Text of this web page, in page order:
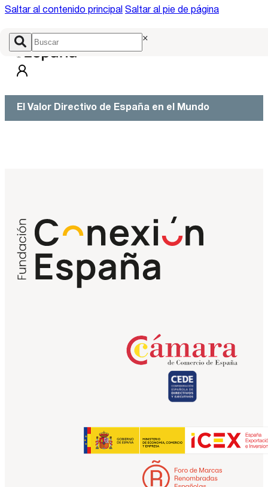
Saltar al contenido principal Saltar al pie de página
×
El Valor Directivo de España en el Mundo